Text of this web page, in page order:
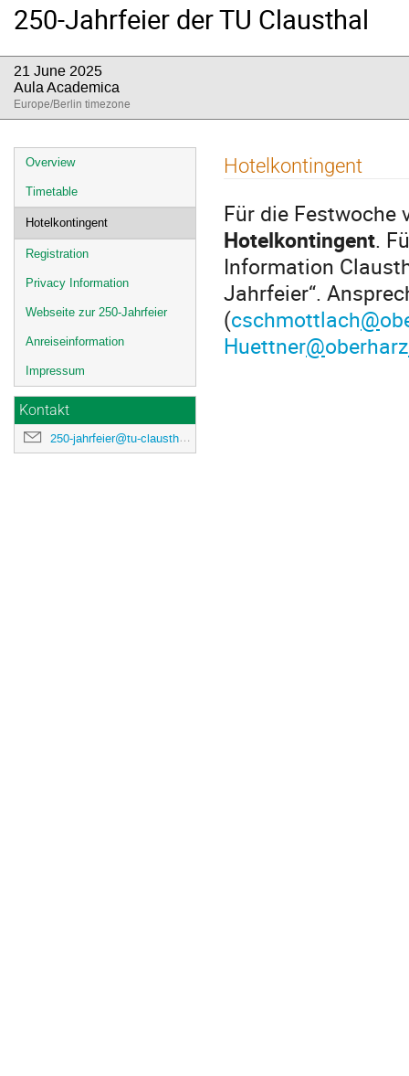
250-Jahrfeier der TU Clausthal
21 June 2025
Aula Academica
Europe/Berlin timezone
Event
menu
Overview
Timetable
Hotelkontingent
Registration
Privacy Information
Webseite zur 250-Jahrfeier
Anreiseinformation
Impressum
Kontakt
250-jahrfeier@tu-clausthal.de
Hotelkontingent
Für die Festwoche
Hotelkontingent.
Information
Jahrfeier“.
(cschmottlach@
Huettner@oberharz